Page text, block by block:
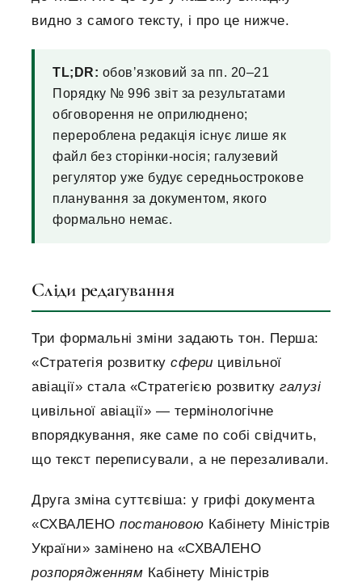
видно з самого тексту, і про це нижче.
TL;DR: обовʼязковий за пп. 20–21
Порядку № 996 звіт за результатами
обговорення не оприлюднено;
перероблена редакція існує лише як
файл без сторінки-носія; галузевий
регулятор уже будує середньострокове
планування за документом, якого
формально немає.
Сліди редагування
Три формальні зміни задають тон. Перша:
«Стратегія розвитку сфери цивільної
авіації» стала «Стратегією розвитку галузі
цивільної авіації» — термінологічне
впорядкування, яке саме по собі свідчить,
що текст переписували, а не перезаливали.
Друга зміна суттєвіша: у грифі документа
«СХВАЛЕНО постановою Кабінету Міністрів
України» замінено на «СХВАЛЕНО
розпорядженням Кабінету Міністрів